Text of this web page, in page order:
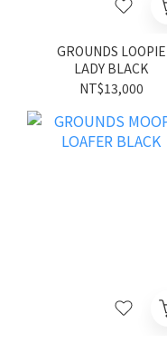
GROUNDS LOOPIE
LADY BLACK
NT$13,000